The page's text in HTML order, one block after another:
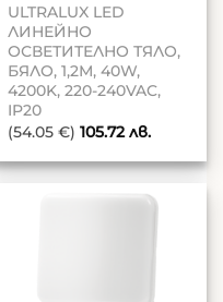
ULTRALUX LED
ЛИНЕЙНО
ОСВЕТИТЕЛНО ТЯЛО,
БЯЛО, 1,2М, 40W,
4200K, 220-240VAC,
IP20
(54.05 €) 105.72лв.